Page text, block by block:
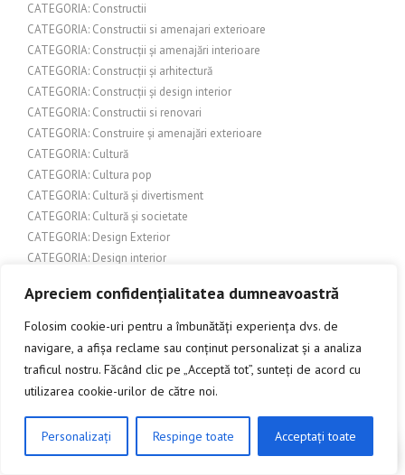
Apreciem confidențialitatea dumneavoastră
Folosim cookie-uri pentru a îmbunătăți experiența dvs. de
navigare, a afișa reclame sau conținut personalizat și a analiza
traficul nostru. Făcând clic pe „Acceptă tot”, sunteți de acord cu
utilizarea cookie-urilor de către noi.
Personalizați Respinge toate Acceptați toate
CATEGORIA: Constructii
CATEGORIA: Constructii si amenajari exterioare
CATEGORIA: Construcții și amenajări interioare
CATEGORIA: Construcții și arhitectură
CATEGORIA: Construcții și design interior
CATEGORIA: Constructii si renovari
CATEGORIA: Construire și amenajări exterioare
CATEGORIA: Cultură
CATEGORIA: Cultura pop
CATEGORIA: Cultură și divertisment
CATEGORIA: Cultură și societate
CATEGORIA: Design Exterior
CATEGORIA: Design interior
CATEGORIA: Design și inspirație pentru grădină
CATEGORIA: Economie/Finanțe
CATEGORIA: Finanțe și Bănci
CATEGORIA: Ghiduri și Resurse Locale
CATEGORIA: Grădină și Terase
CLICK AICI PENTRU A DISCUTA